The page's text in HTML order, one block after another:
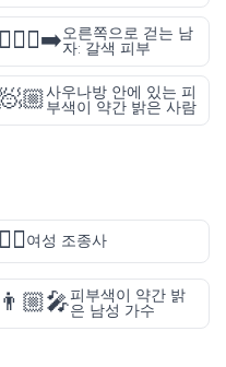
🚶🏽‍♂️‍➡️오른쪽으로 걷는 남
자: 갈색 피부
사우나방 안에 있는 피
부색이 약간 밝은 사람
👩‍✈️여성 조종사
👨🏼‍🎤피부색이 약간 밝
은 남성 가수